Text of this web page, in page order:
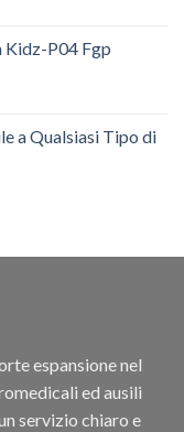
Kidz-P04 Fgp
a Qualsiasi Tipo di
espansione nel
ed ausili
servizio chiaro e